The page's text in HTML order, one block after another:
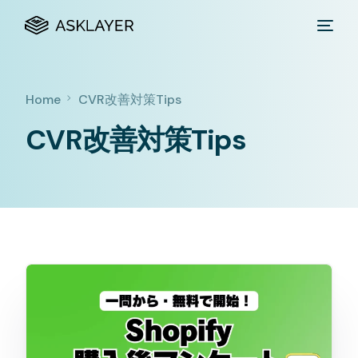
Home CVR改善対策Tips
CVR改善対策Tips